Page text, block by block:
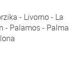
- Livorno - La
- Palamos - Palma